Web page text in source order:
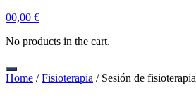
account
00,00 €
No products in the cart.
Home /Fisioterapia / Sesión de fisioterapia